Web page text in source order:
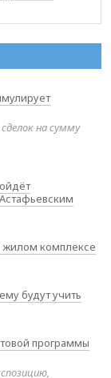
на сумму
жилом комплексе
будут учить
программы